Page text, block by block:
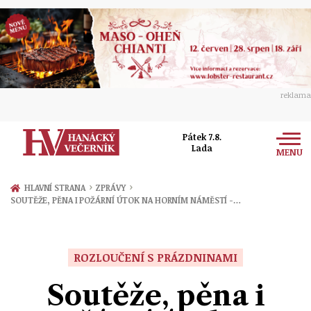
reklama
Pátek 7.8.
Lada
MENU
Zprávy
Přerov
Ekonomika
Sport
HLAVNÍ STRANA › ZPRÁVY ›
SOUTĚŽE, PĚNA I POŽÁRNÍ ÚTOK NA HORNÍM NÁMĚSTÍ -…
ROZLOUČENÍ S PRÁZDNINAMI
Soutěže, pěna i